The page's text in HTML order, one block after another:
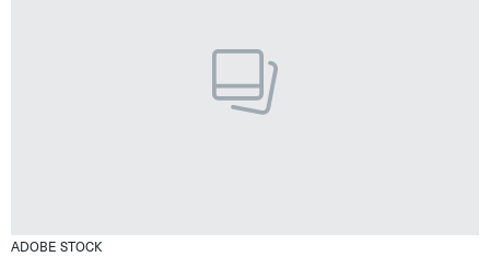
ADOBE STOCK